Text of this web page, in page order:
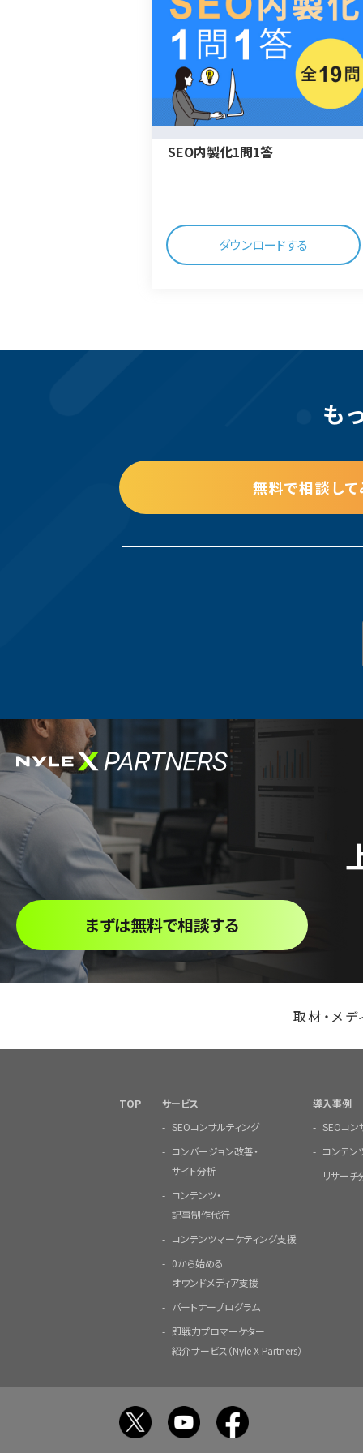
SEO内製化1問1答
ダウンロードする
も
無料で相談し
まずは無料で相談する
取材・メ
TOP
サービス
SEOコンサルティング
コンバージョン改善・
サイト分析
コンテンツ・
記事制作代行
コンテンツマーケティング支援
0から始める
オウンドメディア支援
パートナープログラム
即戦力プロマーケター
紹介サービス（Nyle X Partners）
導入事例
SEOコン
コンテン
リサー